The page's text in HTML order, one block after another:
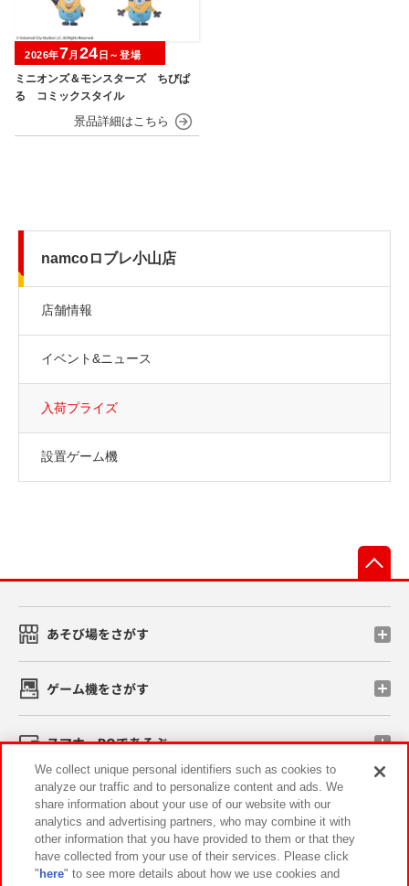
ミニオンズ＆モンスターズ ちびぱ
る コミックスタイル
2026年7月 24 日～登場
namcoロブレ小山店
店舗情報
イベント&ニュース
入荷プライズ
設置ゲーム機
あそび場をさがす
ゲーム機をさがす
スマホ・PCであそぶ
イベント・キャンペーン
We collect unique personal identifiers such as cookies to
analyze our traffic and to personalize content and ads. We
share information about your use of our website with our
analytics and advertising partners, who may combine it with
other information that you have provided to them or that they
have collected from your use of their services. Please click
" here" to see more details about how we use cookies and